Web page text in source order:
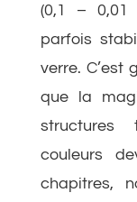
(0,1 – 0,01
parfois
verre. C’est
que la
structures
couleurs
chapitres,